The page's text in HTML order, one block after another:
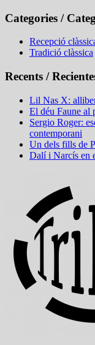
Categories /
Recepció
Tradició clàssica
Recents /
Lil Nas X:
El déu Faune al
Sergio Roger:
contemporani
Un dels fills de
Dalí i Narcís en